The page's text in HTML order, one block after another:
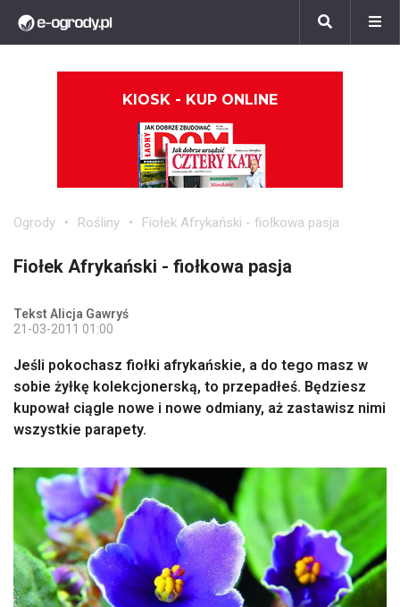
KIOSK - KUP ONLINE
Ogrody Rośliny Fiołek Afrykański - fiołkowa pasja
Fiołek Afrykański - fiołkowa pasja
Tekst Alicja Gawryś
21-03-2011 01:00
Jeśli pokochasz fiołki afrykańskie, a do tego masz w
sobie żyłkę kolekcjonerską, to przepadłeś. Będziesz
kupował ciągle nowe i nowe odmiany, aż zastawisz nimi
wszystkie parapety.